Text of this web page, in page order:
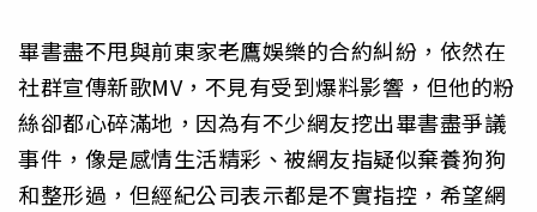
畢書盡不甩與前東家老鷹娛樂的合約糾紛，依然在
社群宣傳新歌MV，不見有受到爆料影響，但他的粉
絲卻都心碎滿地，因為有不少網友挖出畢書盡爭議
事件，像是感情生活精彩、被網友指疑似棄養狗狗
和整形過，但經紀公司表示都是不實指控，希望網